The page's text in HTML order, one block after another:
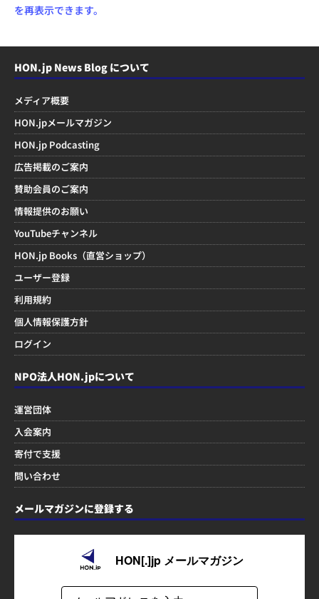
を再表示できます。
HON.jp News Blog について
メディア概要
HON.jpメールマガジン
HON.jp Podcasting
広告掲載のご案内
賛助会員のご案内
情報提供のお願い
YouTubeチャンネル
HON.jp Books（直営ショップ）
ユーザー登録
利用規約
個人情報保護方針
ログイン
NPO法人HON.jpについて
運営団体
入会案内
寄付で支援
問い合わせ
メールマガジンに登録する